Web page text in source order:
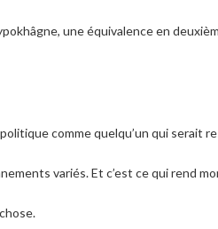
une équivalence en
politique comme quelqu’un qui
variés.Et c’est ce qui rend